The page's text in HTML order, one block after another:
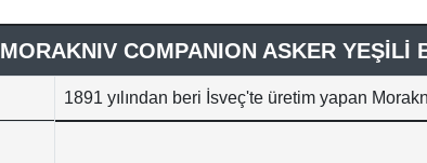
MORAKNIV COMPANION ASKER YEŞİLİ
1891 yılından beri İsveç'te üretim yapan